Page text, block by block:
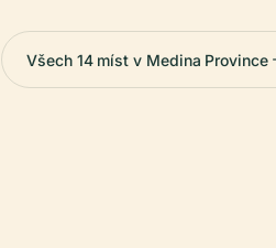
Všech 14 míst v Medina Province